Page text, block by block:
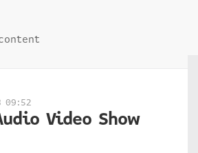
09:52
Video Show